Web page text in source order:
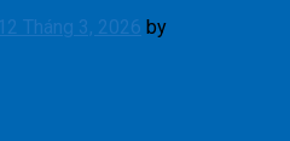
12 Tháng 3, 2026 by